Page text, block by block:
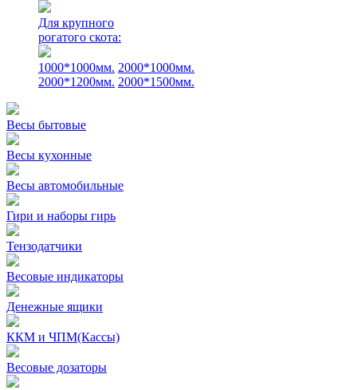
Для крупного
рогатого скота:
1000*1000мм. 2000*1000мм.
2000*1200мм. 2000*1500мм.
Весы бытовые
Весы кухонные
Весы автомобильные
Гири и наборы гирь
Тензодатчики
Весовые индикаторы
Денежные ящики
ККМ и ЧПМ(Кассы)
Весовые дозаторы